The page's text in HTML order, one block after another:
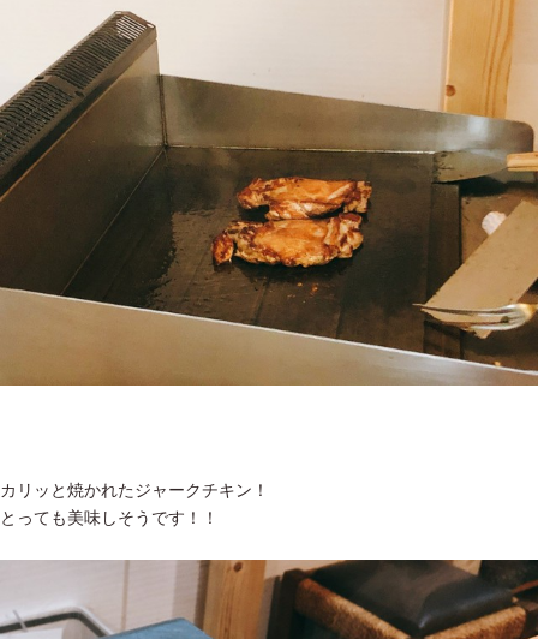
カリッと焼かれたジャークチキン！
とっても美味しそうです！！